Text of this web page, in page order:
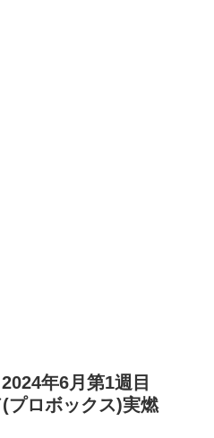
年6月第1週目
(プロボックス)実燃